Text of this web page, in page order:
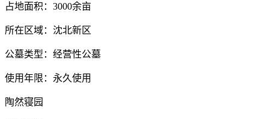
占地面积：3000余亩
所在区域：沈北新区
公墓类型：经营性公墓
使用年限：永久使用
陶然寝园